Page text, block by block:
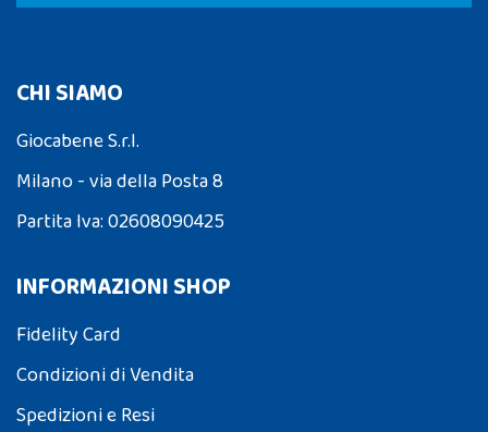
CHI SIAMO
Giocabene S.r.l.
Milano - via della Posta 8
Partita Iva: 02608090425
INFORMAZIONI SHOP
Fidelity Card
Condizioni di Vendita
Spedizioni e Resi